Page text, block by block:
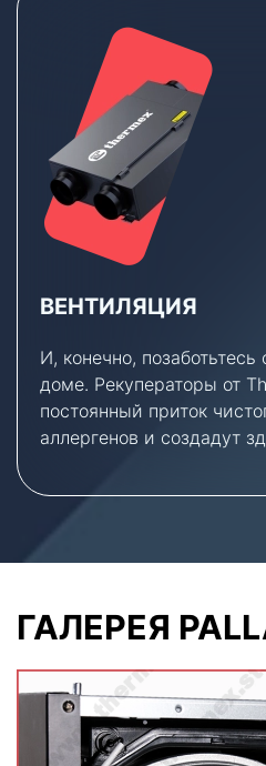
ВЕНТИЛЯЦИЯ
И, конечно,
доме. Рекуператоры от
постоянный приток
аллергенов и создадут
ГАЛЕРЕЯ